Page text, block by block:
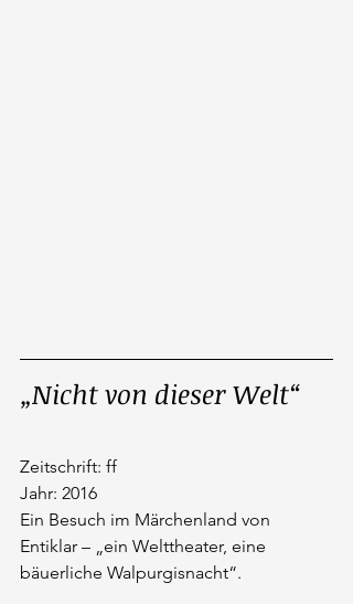
„Nicht von dieser Welt“
Zeitschrift: ff
Jahr: 2016
Ein Besuch im Märchenland von
Entiklar – „ein Welttheater, eine
bäuerliche Walpurgisnacht“.